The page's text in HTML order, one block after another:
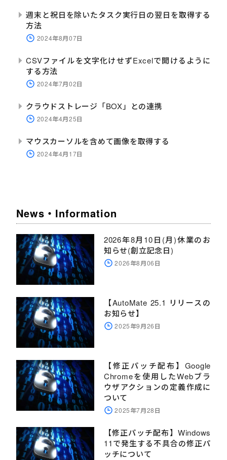
週末と祝日を除いたタスク実行日の翌日を取得する
方法
2024年8月07日
CSVファイルを文字化けせずExcelで開けるように
する方法
2024年7月02日
クラウドストレージ「BOX」との連携
2024年4月25日
マウスカーソルを含めて画像を取得する
2024年4月17日
News・Information
2026年8月10日(月)休業のお
知らせ(創立記念日)
2026年8月06日
【AutoMate 25.1 リリースの
お知らせ】
2025年9月26日
【修正パッチ配布】Google
Chromeを使用したWebブラ
ウザアクションの定義作成に
ついて
2025年7月28日
【修正パッチ配布】Windows
11で発生する不具合の修正パ
ッチについて